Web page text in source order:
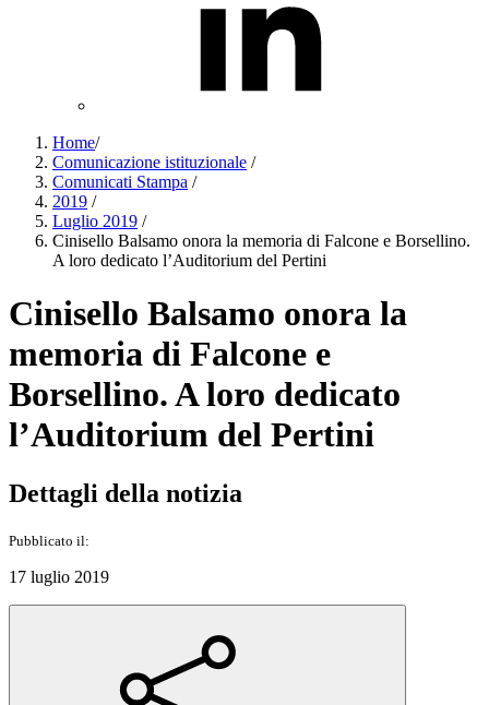
Home/
Comunicazione istituzionale /
Comunicati Stampa /
2019 /
Luglio 2019 /
Cinisello Balsamo onora la memoria di Falcone e Borsellino.
A loro dedicato l’Auditorium del Pertini
Cinisello Balsamo onora la
memoria di Falcone e
Borsellino. A loro dedicato
l’Auditorium del Pertini
Dettagli della notizia
Pubblicato il:
17 luglio 2019